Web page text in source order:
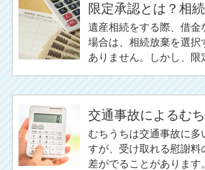
限定承認とは？相
遺産相続をする際、借金
場合は、相続放棄を選択
ありません。しかし、
交通事故によるむ
むちうちは交通事故に多
すが、受け取れる慰謝料
差がでることがありま